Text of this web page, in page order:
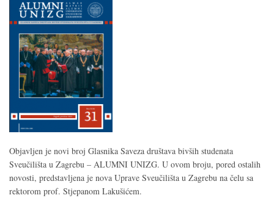
Objavljen je novi broj Glasnika Saveza društava bivših studenata
Sveučilišta u Zagrebu – ALUMNI UNIZG. U ovom broju, pored ostalih
novosti, predstavljena je nova Uprave Sveučilišta u Zagrebu na čelu sa
rektorom prof. Stjepanom Lakušićem.